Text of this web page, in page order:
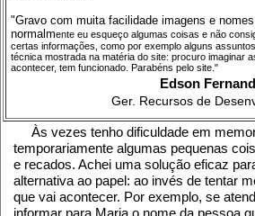
"Gravo com muita facilidade imagens e
normalmente eu esqueço algumas coisas e não
certas informações, como por exemplo alguns
técnica mostrada na matéria do site: procuro imaginar
acontecer, tem funcionado. Parabéns pelo site."
Edson
Ger. Recursos de
Às vezes tenho dificuldade em
temporariamente algumas pequenas
e recados. Achei uma solução eficaz
alternativa ao papel: ao invés de tentar
que vai acontecer. Por exemplo, se
informar para Maria o nome da pessoa